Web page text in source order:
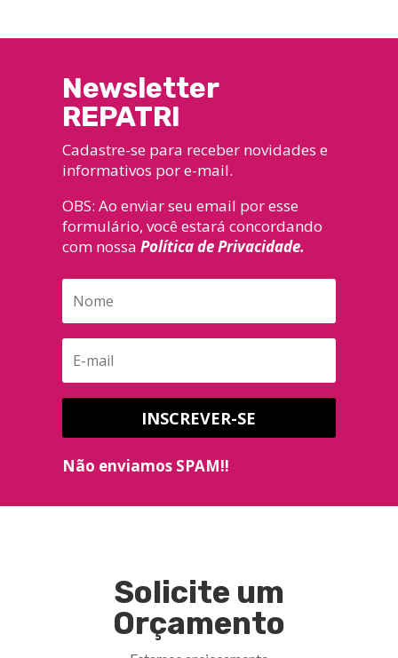
Newsletter
REPATRI
Cadastre-se para receber novidades e
informativos por e-mail.
OBS: Ao enviar seu email por esse
formulário, você estará concordando
com nossa Política de Privacidade.
INSCREVER-SE
Não enviamos SPAM!!
Solicite um
Orçamento